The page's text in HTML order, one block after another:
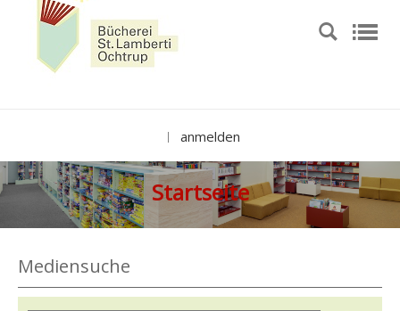
anmelden
Startseite
Mediensuche